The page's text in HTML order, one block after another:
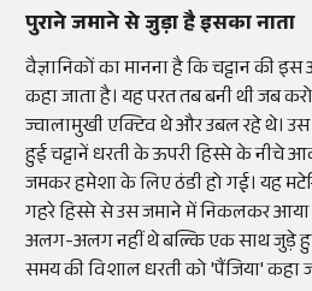
पुराने जमाने से जुड़ा है इसका नाता
वैज्ञानिकों का मानना है कि चट्टान की
कहा जाता है। यह परत तब बनी थी जब
ज्वालामुखी एक्टिव थे और उबल रहे थे।
हुई चट्टानें धरती के ऊपरी हिस्से के नीचे
जमकर हमेशा के लिए ठंडी हो गई। यह
गहरे हिस्से से उस जमाने में निकलकर आया
अलग-अलग नहीं थे बल्कि एक साथ जुड़े
समय की विशाल धरती को 'पैंजिया' कहा